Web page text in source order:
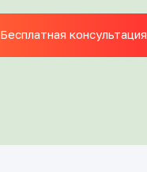
Бесплатная консультация